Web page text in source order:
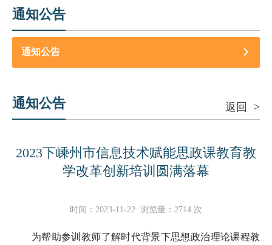
通知公告
通知公告
通知公告 返回 >
2023下嵊州市信息技术赋能思政课教育教
学改革创新培训圆满落幕
时间： 2023-11-22 浏览量： 2714 次
为帮助参训教师了解时代背景下思想政治理论课程教